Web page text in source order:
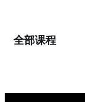
全部课程